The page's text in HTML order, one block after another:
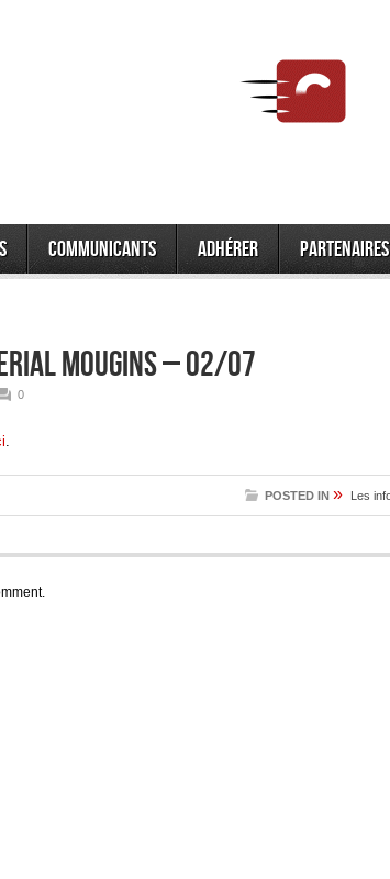
Communicants Adhérer Partenaires
MOUGINS – 02/07
0
.
POSTED IN » Les